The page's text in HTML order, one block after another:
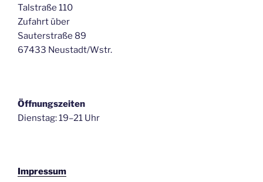
Talstraße 110
Zufahrt über
Sauterstraße 89
67433 Neustadt/Wstr.
Öffnungszeiten
Dienstag: 19–21 Uhr
Impressum